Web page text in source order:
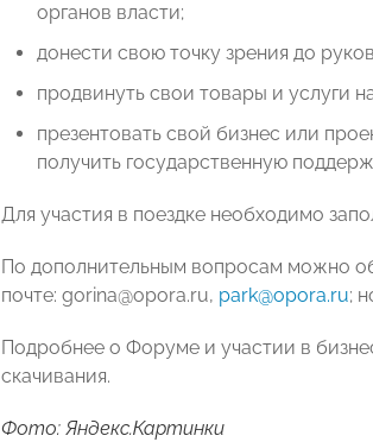
органов власти;
донести свою точку зрения до
продвинуть свои товары и услуги
презентовать свой бизнес или
получить государственную
Для участия в поездке необходимо
По дополнительным вопросам можно
почте: gorina@opora.ru, park@opora.ru;
Подробнее о Форуме и участии в
скачивания.
Фото: Яндекс.Картинки